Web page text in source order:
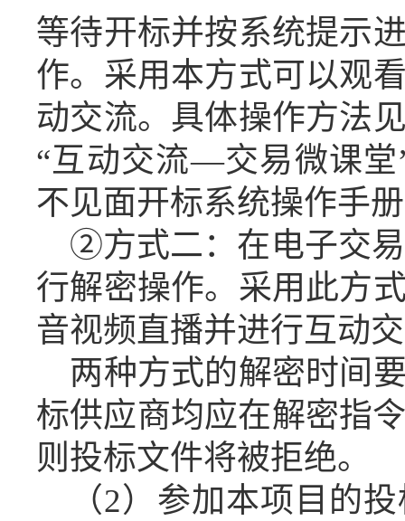
等待开标并按系统提示
作。采用本方式可以观
动交流。具体操作方法
“互动交流—交易微课堂
不见面开标系统操作手
②方式二：在电子交
行解密操作。 采用此方
音视频直播并进行互动
两种方式的解密时间
标供应商均应在解密指
则投标文件将被拒绝。
（2） 参加本项目的